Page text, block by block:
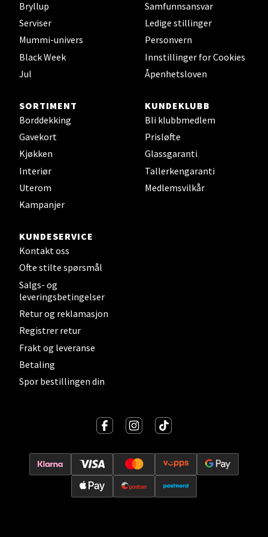
Bryllup
Serviser
Mummi-univers
Black Week
Jul
Samfunnsansvar
Ledige stillinger
Personvern
Innstillinger for Cookies
Åpenhetsloven
SORTIMENT
Borddekking
Gavekort
Kjøkken
Interiør
Uterom
Kampanjer
KUNDEKLUBB
Bli klubbmedlem
Prisløfte
Glassgaranti
Tallerkengaranti
Medlemsvilkår
KUNDESERVICE
Kontakt oss
Ofte stilte spørsmål
Salgs- og
leveringsbetingelser
Retur og reklamasjon
Registrer retur
Frakt og leveranse
Betaling
Spor bestillingen din
Trondheim - Sirkus Shopping
Åpent i dag 09-21
Ski Storsenter, Jernbanesvingen 6, 1400 Ski
Åpent i dag 10-21
0 i butikk
Sortland - Sortland Storsenter
Åpent i dag 10-19
Velg